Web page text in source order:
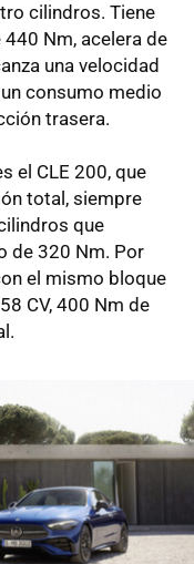
cilindros. Tiene
Nm, acelera de
una velocidad
consumo medio
trasera.
el CLE 200, que
total, siempre
que
de 320 Nm. Por
el mismo bloque
CV, 400 Nm de